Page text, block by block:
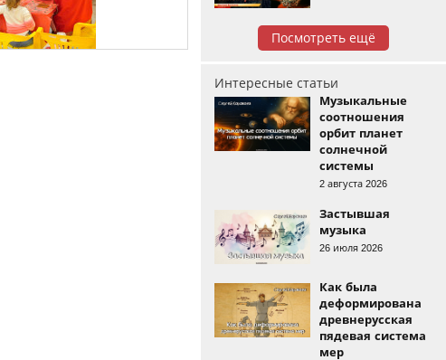
Посмотреть ещё
Интересные статьи
Музыкальные
соотношения
орбит планет
солнечной
системы
2 августа 2026
Застывшая
музыка
26 июля 2026
Как была
деформирована
древнерусская
пядевая система
мер